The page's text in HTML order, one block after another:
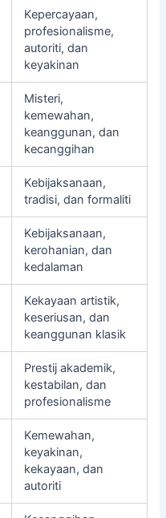
Kepercayaan,
profesionalisme,
autoriti, dan
keyakinan
Misteri,
kemewahan,
keanggunan, dan
kecanggihan
Kebijaksanaan,
tradisi, dan formaliti
Kebijaksanaan,
kerohanian, dan
kedalaman
Kekayaan artistik,
keseriusan, dan
keanggunan klasik
Prestij akademik,
kestabilan, dan
profesionalisme
Kemewahan,
keyakinan,
kekayaan, dan
autoriti